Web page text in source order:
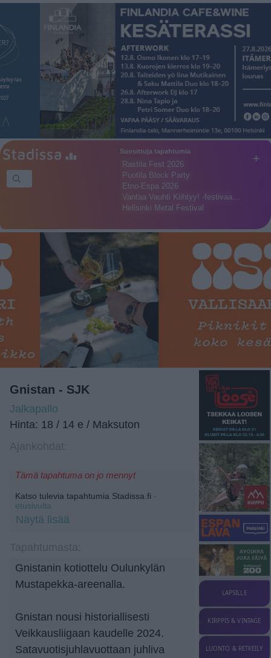
+
Suosittuja tapahtumia
Rastila Fest 2026
Puotila Block Party
Etno-Espa 2026
Vantaa Vauhti Kiihtyy! -festivaa…
Hellsinki Metal Festival
Gnistan - SJK
Jalkapallo
Hinta: 18 / 14 e / Maksuton
Tämä tapahtuma on jo mennyt
Katso tulevia tapahtumia Stadissa.fi -
etusivulta.
Näytä lisää
Gnistanin kotiottelu Oulunkylän
Mustapekka-areenalla.
Gnistan nousi historiallisesti
Veikkausliigaan kaudelle 2024.
Satavuotisjuhlavuottaan juhliva
LAPSILLE
KIRPPIS & VINTAGE
LUONTO & RETKEILY